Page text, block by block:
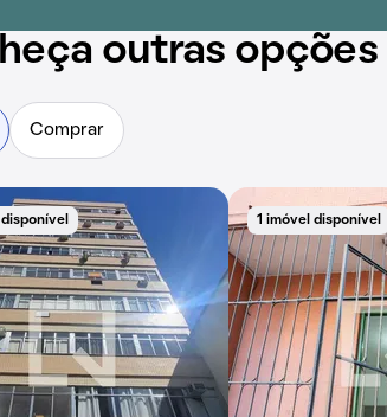
outras
Comprar
1 imóvel disponível